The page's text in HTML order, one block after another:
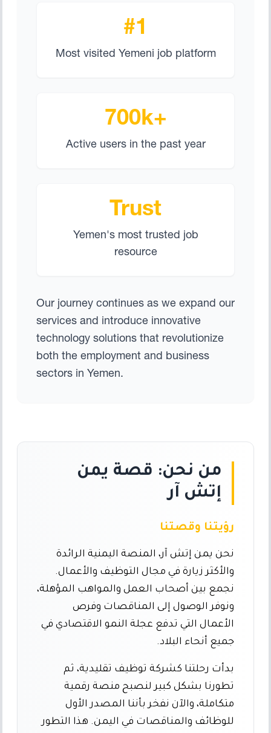
#1
Most visited Yemeni job platform
700k+
Active users in the past year
Trust
Yemen's most trusted job
resource
Our journey continues as we expand our
services and introduce innovative
technology solutions that revolutionize
both the employment and business
sectors in Yemen.
من نحن: قصة يمن
إتش آر
رؤيتنا وقصتنا
نحن يمن إتش آر، المنصة اليمنية الرائدة
والأكثر زيارة في مجال التوظيف والأعمال.
نجمع بين أصحاب العمل والمواهب المؤهلة،
ونوفر الوصول إلى المناقصات وفرص
الأعمال التي تدفع عجلة النمو الاقتصادي في
جميع أنحاء البلاد.
بدأت رحلتنا كشركة توظيف تقليدية، ثم
تطورنا بشكل كبير لنصبح منصة رقمية
متكاملة، والآن نفخر بأننا المصدر الأول
للوظائف والمناقصات في اليمن. هذا التطور